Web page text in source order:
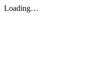
Loading…